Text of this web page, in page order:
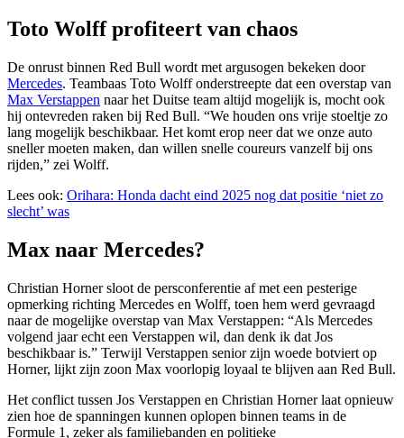
Toto Wolff profiteert van chaos
De onrust binnen Red Bull wordt met argusogen bekeken door
Mercedes. Teambaas Toto Wolff onderstreepte dat een overstap van
Max Verstappen naar het Duitse team altijd mogelijk is, mocht ook
hij ontevreden raken bij Red Bull. “We houden ons vrije stoeltje zo
lang mogelijk beschikbaar. Het komt erop neer dat we onze auto
sneller moeten maken, dan willen snelle coureurs vanzelf bij ons
rijden,” zei Wolff.
Lees ook: Orihara: Honda dacht eind 2025 nog dat positie ‘niet zo
slecht’ was
Max naar Mercedes?
Christian Horner sloot de persconferentie af met een pesterige
opmerking richting Mercedes en Wolff, toen hem werd gevraagd
naar de mogelijke overstap van Max Verstappen: “Als Mercedes
volgend jaar echt een Verstappen wil, dan denk ik dat Jos
beschikbaar is.” Terwijl Verstappen senior zijn woede botviert op
Horner, lijkt zijn zoon Max voorlopig loyaal te blijven aan Red Bull.
Het conflict tussen Jos Verstappen en Christian Horner laat opnieuw
zien hoe de spanningen kunnen oplopen binnen teams in de
Formule 1, zeker als familiebanden en politieke